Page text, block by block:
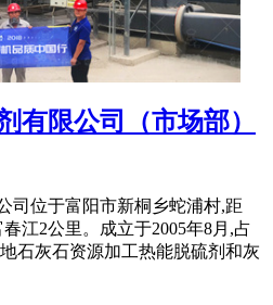
有限公司（市场部）
司位于富阳市新桐乡蛇浦村,距
江2公里。成立于2005年8月,占
石灰石资源加工热能脱硫剂和灰